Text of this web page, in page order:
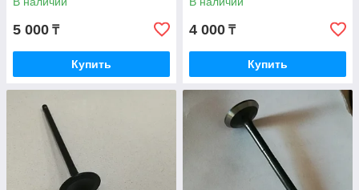
VITARA JB416, ROCKY
5 000 ₸
Купить
HIGHLANDER ACU20,
4 000 ₸
Купить